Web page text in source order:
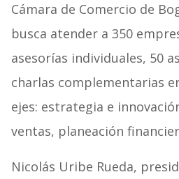
Cámara de Comercio de
busca atender a 350
asesorías individuales, 50
charlas complementarias
ejes: estrategia e
ventas, planeación
Nicolás Uribe Rueda,